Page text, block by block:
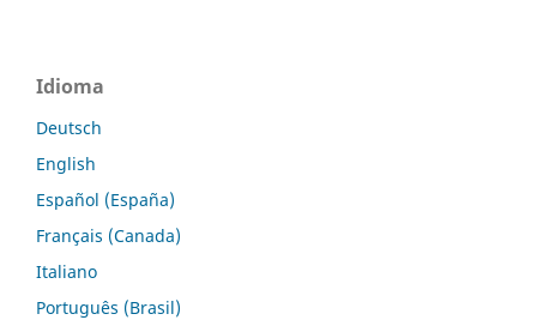
Idioma
Deutsch
English
Español (España)
Français (Canada)
Italiano
Português (Brasil)